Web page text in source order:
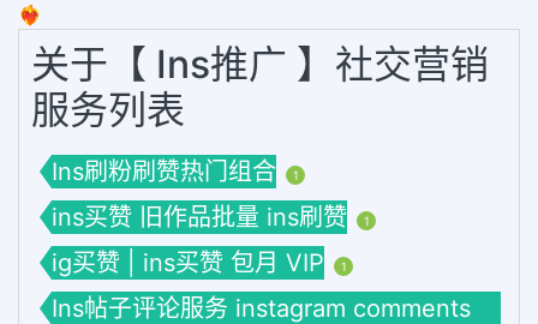
❤️‍🔥
关于【 Ins推广 】社交营销
服务列表
Ins刷粉刷赞热门组合 1
ins买赞 旧作品批量 ins刷赞 1
ig买赞 | ins买赞 包月 VIP 1
Ins帖子评论服务 instagram comments